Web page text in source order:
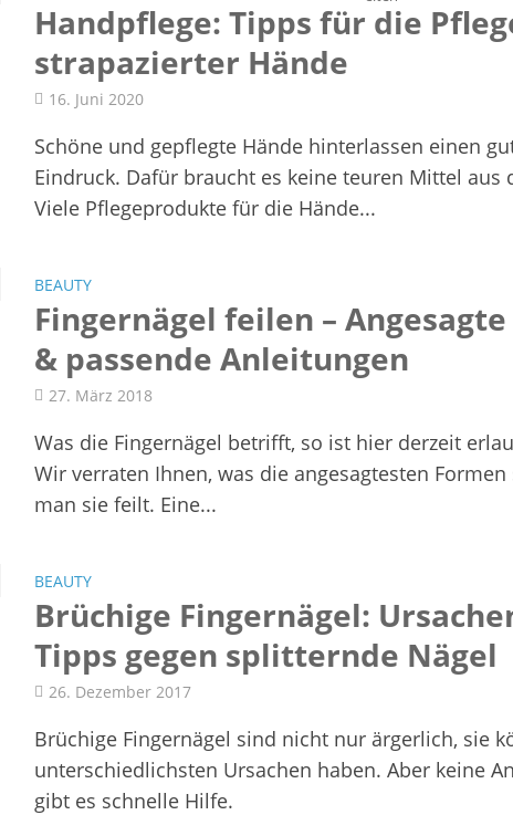
Handpflege: Tipps für die
strapazierter Hände
16. Juni 2020
Schöne und gepflegte Hände hinterlassen einen
Eindruck. Dafür braucht es keine teuren Mittel aus
Viele Pflegeprodukte für die Hände...
BEAUTY
Fingernägel feilen –
& passende Anleitungen
27. März 2018
Was die Fingernägel betrifft, so ist hier derzeit
Wir verraten Ihnen, was die angesagtesten
man sie feilt. Eine...
BEAUTY
Brüchige Fingernägel:
Tipps gegen splitternde Nägel
26. Dezember 2017
Brüchige Fingernägel sind nicht nur ärgerlich, sie
unterschiedlichsten Ursachen haben. Aber keine
gibt es schnelle Hilfe.